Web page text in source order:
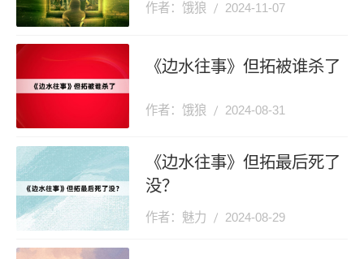
作者：饿狼 2024-11-07
《边水往事》但拓被谁杀了
作者：饿狼 2024-08-31
《边水往事》但拓最后死了
没？
作者：魅力 2024-08-29